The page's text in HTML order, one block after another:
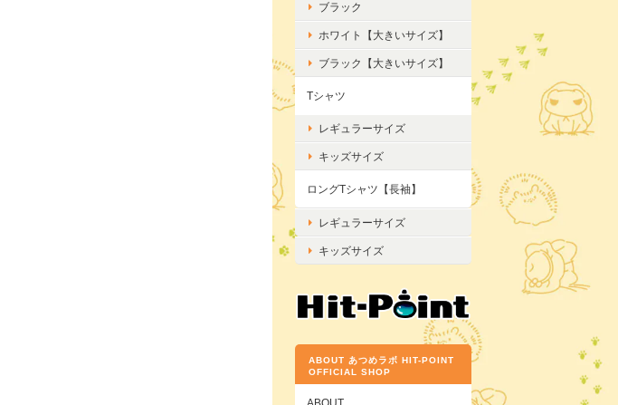
ブラック
ホワイト【大きいサイズ】
ブラック【大きいサイズ】
Tシャツ
レギュラーサイズ
キッズサイズ
ロングTシャツ【長袖】
レギュラーサイズ
キッズサイズ
ABOUT あつめラボ HIT-POINT
OFFICIAL SHOP